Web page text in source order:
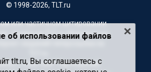
© 1998-2026, TLT.ru
или частичном цитировании
ссылка на TLT.ru обязательна.
изданий гиперссылка на
с пометкой "Партнерский
об использовании файлов
tlt.ru, Вы соглашаетесь с